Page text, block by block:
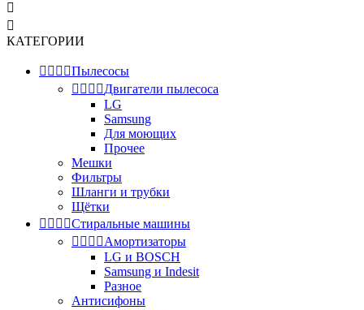


КАТЕГОРИИ
   Пылесосы
   Двигатели пылесоса
LG
Samsung
Для моющих
Прочее
Мешки
Фильтры
Шланги и трубки
Щётки
   Стиральные машины
   Амортизаторы
LG и BOSCH
Samsung и Indesit
Разное
Антисифоны